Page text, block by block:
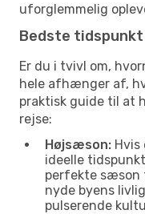
uforglemmelig
Bedste tidspunkt
Er du i tvivl om,
hele afhænger af,
praktisk guide til at
rejse:
Højsæson: Hvis
ideelle
perfekte sæson
nyde byens
pulserende